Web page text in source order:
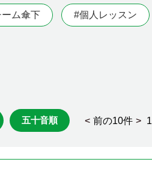
ム傘下 #個人レッスン
五十音順 < 前の10件 > 1